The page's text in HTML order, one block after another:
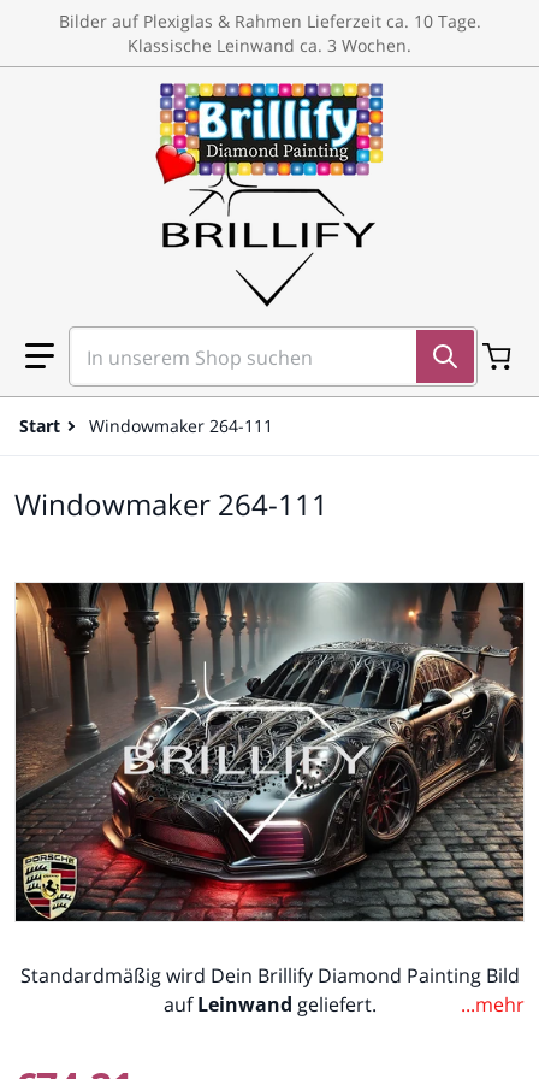
Inhalt springen
Bilder auf Plexiglas & Rahmen Lieferzeit ca. 10 Tage.
Klassische Leinwand ca. 3 Wochen.
Start Windowmaker 264-111
files/264-111.jpg
Medium 1 in Galerieansicht
Windowmaker 264-111
Standardmäßig wird Dein Brillify Diamond Painting Bild
aufLeinwand geliefert.
...mehr
{{currency}}{{discount}} undefined
View Cart